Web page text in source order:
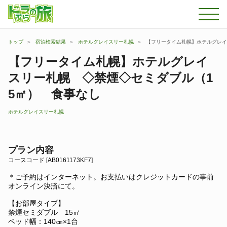
トップ 宿泊検索結果 ホテルグレイスリー札幌 【フリータイム札幌】ホテルグ
【フリータイム札幌】ホテルグレイ
スリー札幌 ◇禁煙◇セミダブル（1
5㎡） 食事なし
ホテルグレイスリー札幌
プラン内容
コースコード [AB0161173KF7]
＊ご予約はインターネット。お支払いはクレジットカードの事前
オンライン決済にて。
【お部屋タイプ】
禁煙セミダブル 15㎡
ベッド幅：140㎝×1台